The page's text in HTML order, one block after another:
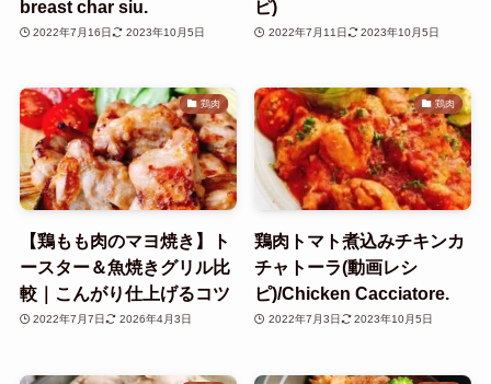
breast char siu.
2022年7月16日 2023年10月5日
ピ)
2022年7月11日 2023年10月5日
鶏肉
【鶏もも肉のマヨ焼き】ト
ースター＆魚焼きグリル比
較｜こんがり仕上げるコツ
2022年7月7日 2026年4月3日
鶏肉
鶏肉トマト煮込みチキンカ
チャトーラ(動画レシ
ピ)/Chicken Cacciatore.
2022年7月3日 2023年10月5日